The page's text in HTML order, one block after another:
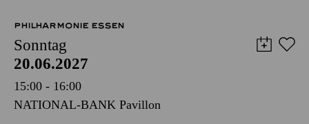
PHILHARMONIE ESSEN
Sonntag
20.06.2027
15:00 - 16:00
NATIONAL-BANK Pavillon